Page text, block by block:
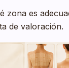
zona es
de valoración.